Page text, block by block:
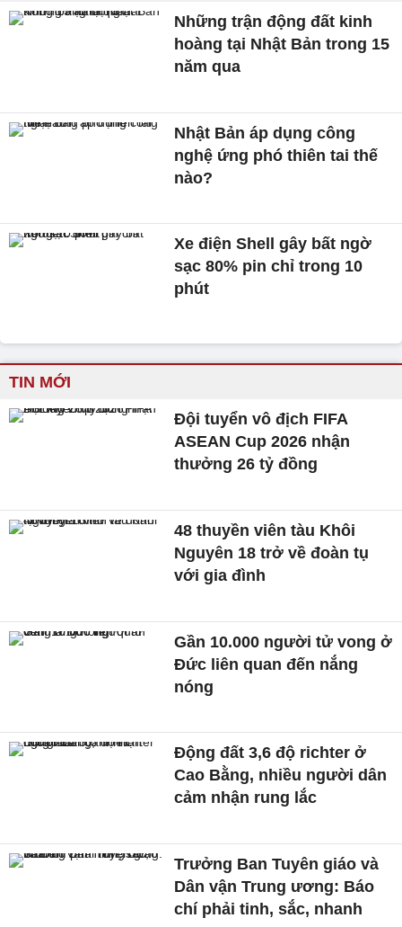
Những trận động đất kinh
hoàng tại Nhật Bản trong 15
năm qua
Nhật Bản áp dụng công
nghệ ứng phó thiên tai thế
nào?
Xe điện Shell gây bất ngờ
sạc 80% pin chỉ trong 10
phút
TIN MỚI
Đội tuyển vô địch FIFA
ASEAN Cup 2026 nhận
thưởng 26 tỷ đồng
48 thuyền viên tàu Khôi
Nguyên 18 trở về đoàn tụ
với gia đình
Gần 10.000 người tử vong ở
Đức liên quan đến nắng
nóng
Động đất 3,6 độ richter ở
Cao Bằng, nhiều người dân
cảm nhận rung lắc
Trưởng Ban Tuyên giáo và
Dân vận Trung ương: Báo
chí phải tinh, sắc, nhanh